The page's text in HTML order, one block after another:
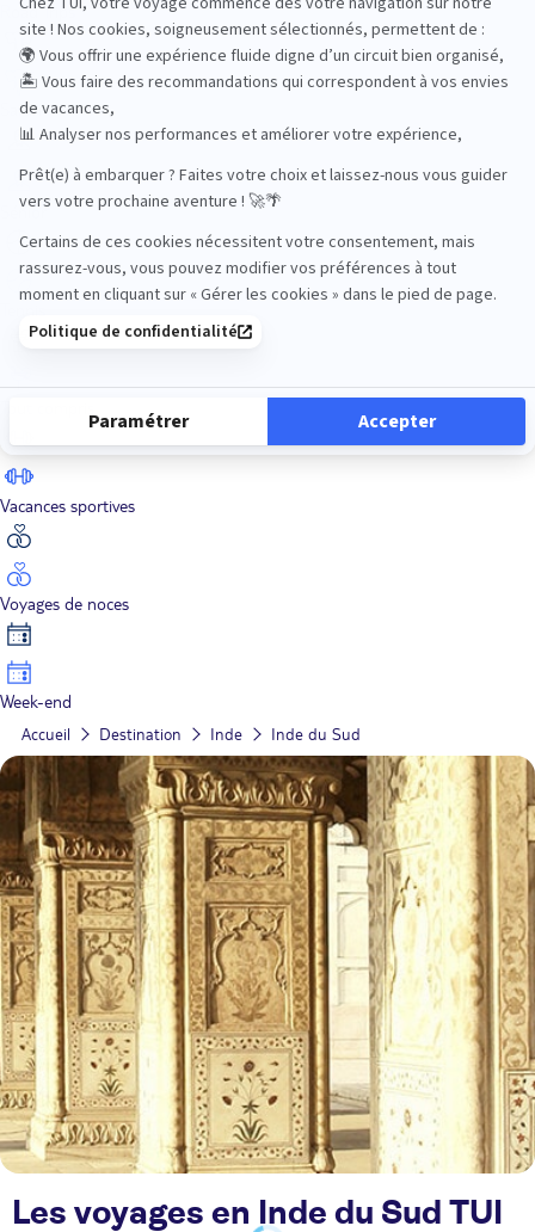
Road Trips
Safari
Sénior
Vacances sportives
Voyages de noces
Week-end
Accueil Destination Inde Inde du Sud
Les voyages en Inde du Sud TUI